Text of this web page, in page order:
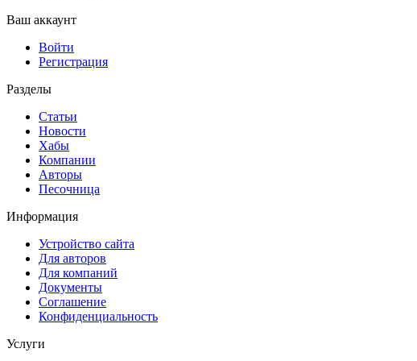
Ваш аккаунт
Войти
Регистрация
Разделы
Статьи
Новости
Хабы
Компании
Авторы
Песочница
Информация
Устройство сайта
Для авторов
Для компаний
Документы
Соглашение
Конфиденциальность
Услуги